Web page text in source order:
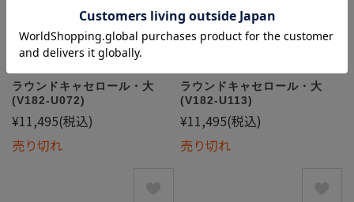
ラウンドキャセロール・大
(V182-U072)
¥11,495(税込)
売り切れ
ラウンドキャセロール・大
(V182-U113)
¥11,495(税込)
売り切れ